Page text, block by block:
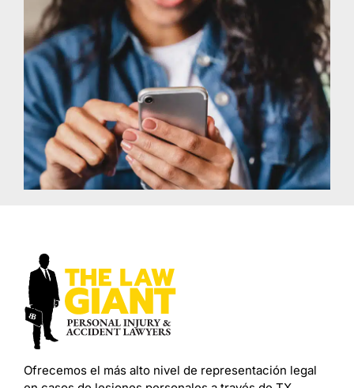
Ofrecemos el más alto nivel de representación legal